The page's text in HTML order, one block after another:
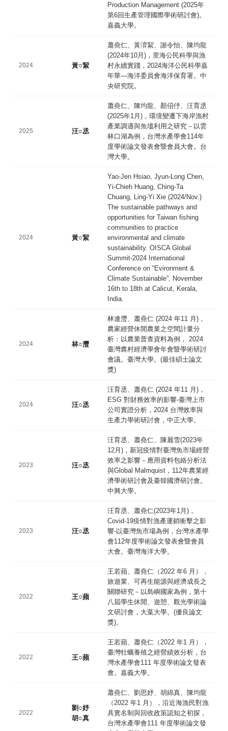
Production Management (2025年
第6回生產管理國際學術研討會)。
嘉義大學。
2024 黃○絜
蕭堯仁、黃㴒絜、謝令怡、陳均龍
(2024年10月)，里海公民科學與漁
村永續實踐，2024海洋公民科學嘉
年華—海洋委員會海洋保育署。中
央研究院。
2025 汪○丞
蕭堯仁、陳均龍、顏佋伃、汪育丞
(2025年1月)，環境變遷下海岸漁村
產業調適與魚塭利用之研究－以雲
林口湖為例，台灣水產學會114年
度學術論文發表會暨會員大會。台
灣大學。
2024 黃○絜
Yao-Jen Hsiao, Jyun-Long Chen,
Yi-Chieh Huang, Ching-Ta
Chuang, Ling-Yi Xie (2024/Nov.)
The sustainable pathways and
opportunities for Taiwan fishing
communities to practice
environmental and climate
sustainability. OISCA Global
Summit-2024 International
Conference on “Evironment &
Climate Sustainable”, November
16th to 18th at Calicut, Kerala,
India.
2024 林○灃
林連灃、蕭堯仁 (2024 年11 月)，
農家經營休閒農業之空間計量分
析：以農業普查資料為例， 2024
臺灣農村經濟學會年會暨學術研討
會議。臺灣大學。(最佳碩士論文
獎)
2024 汪○丞
汪育丞、蕭堯仁 (2024 年11 月)，
ESG 對財務效率的影響-臺灣上市
公司實證分析，2024 台灣效率與
生產力學術研討會，中正大學。
2023 汪○丞
汪育丞、蕭堯仁、陳麗雪(2023年
12月)，新冠疫情對臺灣魚市場經營
效率之影響－應用資料包絡分析法
與Global Malmquist，112年農業經
濟學術研討會及臺韓國濟研討會。
中興大學。
2023 汪○丞
汪育丞、蕭堯仁(2023年1月)，
Covid-19疫情對漁產運銷衝擊之影
響-以臺灣魚市場為例，台灣水產學
會112年度學術論文發表會暨會員
大會。臺灣海洋大學。
2022 王○蘋
王若蘋、蕭堯仁（2022 年6 月），
旅遊業、可再生能源與經濟成長之
關聯研究－以島嶼國家為例，第十
八屆學生休閒、遊憩、觀光學術論
文研討會，大葉大學。(優良論文
獎)。
2022 王○蘋
王若蘋、蕭堯仁（2022 年1 月），
臺灣牡蠣養殖之經營績效分析，台
灣水產學會111 年度學術論文發表
會。嘉義大學。
2022
劉○妤
胡○真
蕭堯仁、劉思妤、胡綿真、陳均龍
（2022 年1 月），沿近海漁民對漁
具實名制與回收政策認知之初探，
台灣水產學會111 年度學術論文發